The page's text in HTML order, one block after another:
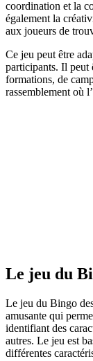
coordination et la
également la
aux joueurs de
Ce jeu peut être
participants. Il peut
formations, de
rassemblement où
Le jeu du
Le jeu du Bingo
amusante qui
identifiant des
autres. Le jeu est
différentes